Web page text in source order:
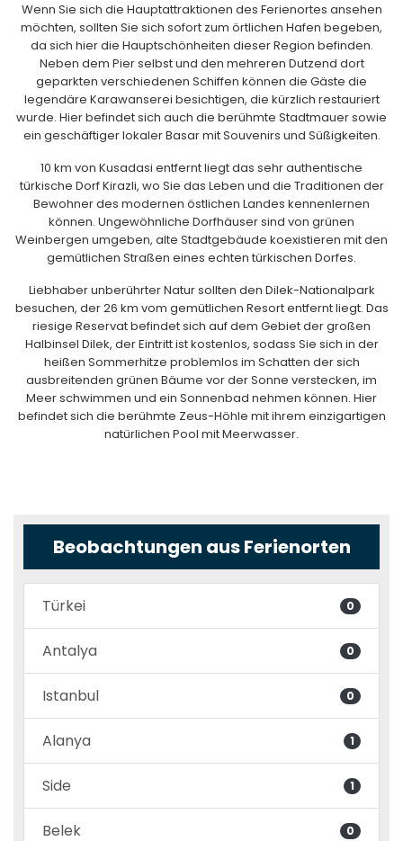
Wenn Sie sich die Hauptattraktionen des Ferienortes ansehen
möchten, sollten Sie sich sofort zum örtlichen Hafen begeben,
da sich hier die Hauptschönheiten dieser Region befinden.
Neben dem Pier selbst und den mehreren Dutzend dort
geparkten verschiedenen Schiffen können die Gäste die
legendäre Karawanserei besichtigen, die kürzlich restauriert
wurde. Hier befindet sich auch die berühmte Stadtmauer sowie
ein geschäftiger lokaler Basar mit Souvenirs und Süßigkeiten.
10 km von Kusadasi entfernt liegt das sehr authentische
türkische Dorf Kirazli, wo Sie das Leben und die Traditionen der
Bewohner des modernen östlichen Landes kennenlernen
können. Ungewöhnliche Dorfhäuser sind von grünen
Weinbergen umgeben, alte Stadtgebäude koexistieren mit den
gemütlichen Straßen eines echten türkischen Dorfes.
Liebhaber unberührter Natur sollten den Dilek-Nationalpark
besuchen, der 26 km vom gemütlichen Resort entfernt liegt. Das
riesige Reservat befindet sich auf dem Gebiet der großen
Halbinsel Dilek, der Eintritt ist kostenlos, sodass Sie sich in der
heißen Sommerhitze problemlos im Schatten der sich
ausbreitenden grünen Bäume vor der Sonne verstecken, im
Meer schwimmen und ein Sonnenbad nehmen können. Hier
befindet sich die berühmte Zeus-Höhle mit ihrem einzigartigen
natürlichen Pool mit Meerwasser.
Beobachtungen aus Ferienorten
Türkei 0
Antalya 0
Istanbul 0
Alanya 1
Side 1
Belek 0